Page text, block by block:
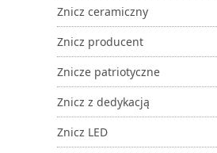
Znicz ceramiczny
Znicz producent
Znicze patriotyczne
Znicz z dedykacją
Znicz LED